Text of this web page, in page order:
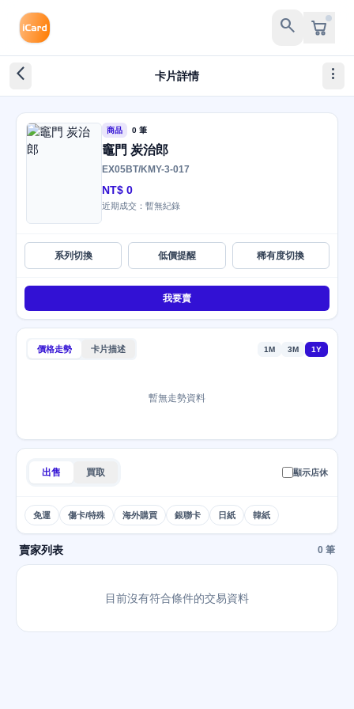
search
arrow_back_ios_new 卡片詳情 more_vert
商品 0 筆
竈門 炭治郎
EX05BT/KMY-3-017
NT$ 0
近期成交：暫無紀錄
系列切換 低價提醒 稀有度切換
我要賣
價格走勢 卡片描述 1M 3M 1Y
暫無走勢資料
出售 買取 顯示店休
免運 傷卡/特殊 海外購買 銀聯卡 日紙 韓紙
賣家列表 0 筆
目前沒有符合條件的交易資料